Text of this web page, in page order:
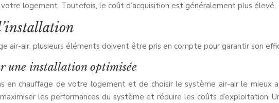
logement. Toutefois, le coût d’acquisition est généralement plus élevé.
air-air, plusieurs éléments doivent être pris en compte pour garantir son
une installation optimisée
en chauffage de votre logement et de choisir le système air-air le mieux
les performances du système et réduire les coûts d’exploitation.